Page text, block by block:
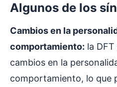
Algunos de los
Cambios en la
comportamiento: la
cambios en la
comportamiento, lo que